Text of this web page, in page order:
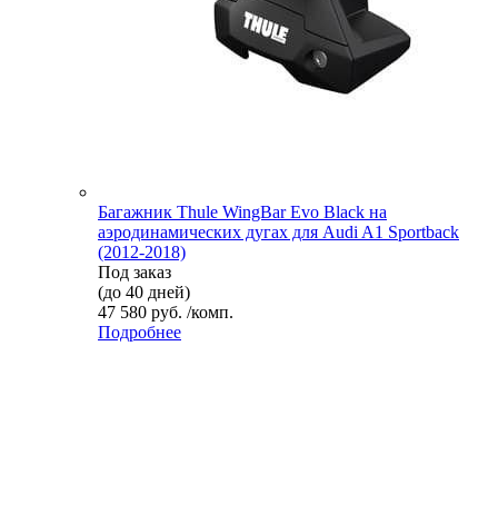
Багажник Thule WingBar Evo Black на
аэродинамических дугах для Audi A1 Sportback
(2012-2018)
Под заказ
(до 40 дней)
47 580 руб. /комп.
Подробнее